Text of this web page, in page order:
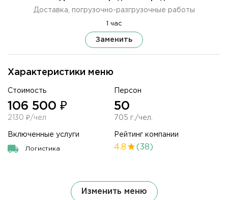
Характеристики меню
Стоимость
106 500 ₽
2130 ₽/чел
Персон
50
705 г./чел.
Включенные услуги
Логистика
Рейтинг компании
4.8 (38)
Изменить меню
Доставка, погрузочно-разгрузочные работы
1 час
Заменить